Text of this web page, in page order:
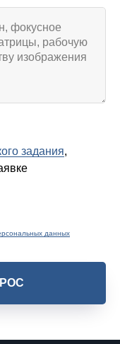
задания,
данных